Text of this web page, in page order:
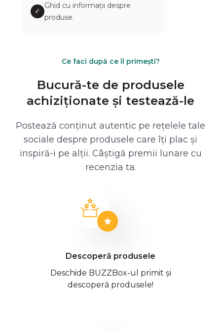
✓
Ghid cu informații despre
produse.
Ce faci după ce îl primești?
Bucură-te de produsele
achiziționate și testează-le
Postează conținut autentic pe rețelele tale
sociale despre produsele care îți plac și
inspiră-i pe alții. Câștigă premii lunare cu
recenzia ta.
Descoperă produsele
Deschide BUZZBox-ul primit și
descoperă produsele!